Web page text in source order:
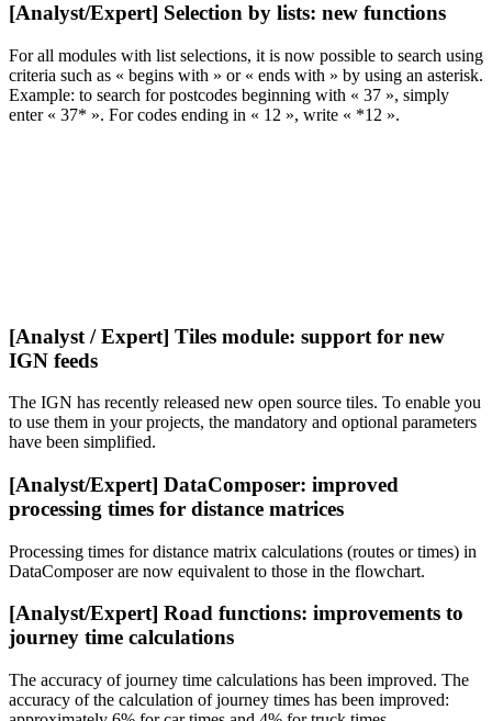
[Analyst/Expert] Selection by lists: new functions
For all modules with list selections, it is now possible to search using
criteria such as « begins with » or « ends with » by using an asterisk.
Example: to search for postcodes beginning with « 37 », simply
enter « 37* ». For codes ending in « 12 », write « *12 ».
[Analyst / Expert] Tiles module: support for new
IGN feeds
The IGN has recently released new open source tiles. To enable you
to use them in your projects, the mandatory and optional parameters
have been simplified.
[Analyst/Expert] DataComposer: improved
processing times for distance matrices
Processing times for distance matrix calculations (routes or times) in
DataComposer are now equivalent to those in the flowchart.
[Analyst/Expert] Road functions: improvements to
journey time calculations
The accuracy of journey time calculations has been improved. The
accuracy of the calculation of journey times has been improved: